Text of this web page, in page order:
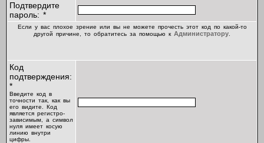
Подтвердите
пароль: *
Если у вас плохое зрение или вы не можете прочесть этот код по какой-то
другой причине, то обратитесь за помощью к Администратору
Код
подтверждения:
*
Введите код в
точности так, как вы
его видите. Код
является регистро-
зависимым, а символ
нуля имеет косую
линию внутри
цифры.